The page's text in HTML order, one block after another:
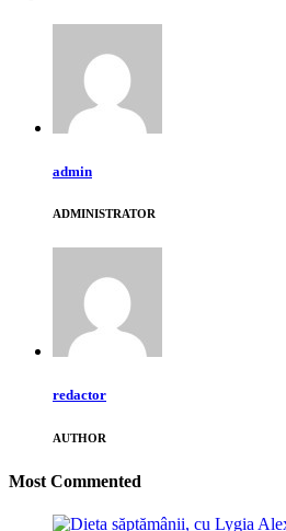
admin
ADMINISTRATOR
redactor
AUTHOR
Most Commented